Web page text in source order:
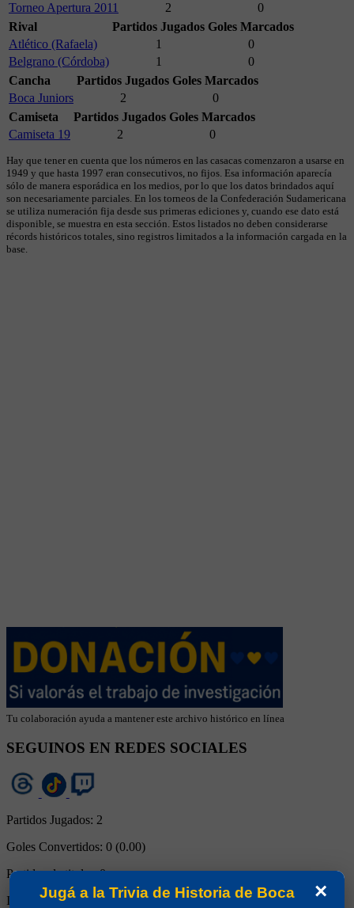
Torneo Apertura 2011
2
0
Rival
Partidos Jugados Goles Marcados
Atlético (Rafaela)
1
0
Belgrano (Córdoba)
1
0
Cancha
Partidos Jugados Goles Marcados
Boca Juniors
2
0
Camiseta
Partidos Jugados Goles Marcados
Camiseta 19
2 0
Hay que tener en cuenta que los números en las casacas comenzaron a usarse en
1949 y que hasta 1997 eran consecutivos, no fijos. Esa información aparecía
sólo de manera esporádica en los medios, por lo que los datos brindados aquí
son necesariamente parciales. En los torneos de la Confederación Sudamericana
se utiliza numeración fija desde sus primeras ediciones y, cuando ese dato está
disponible, se muestra en esta sección. Estos listados no deben considerarse
récords históricos totales, sino registros limitados a la información cargada en la
base.
Tu colaboración ayuda a mantener este archivo histórico en línea
SEGUINOS EN REDES SOCIALES
Partidos Jugados: 2
Goles Convertidos: 0 (0.00)
Partidos de titular:0
Ingresos desde el banco:2
×
Jugá a la Trivia de Historia de Boca